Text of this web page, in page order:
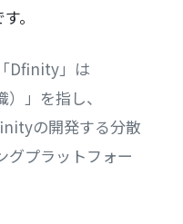
。
Dfinity」は
」を指し、
の開発する分散
グプラットフォー